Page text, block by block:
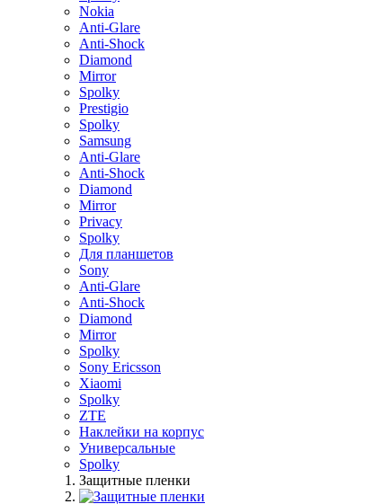
Nokia
Anti-Glare
Anti-Shock
Diamond
Mirror
Spolky
Prestigio
Spolky
Samsung
Anti-Glare
Anti-Shock
Diamond
Mirror
Privacy
Spolky
Для планшетов
Sony
Anti-Glare
Anti-Shock
Diamond
Mirror
Spolky
Sony Ericsson
Xiaomi
Spolky
ZTE
Наклейки на корпус
Универсальные
Spolky
Защитные пленки